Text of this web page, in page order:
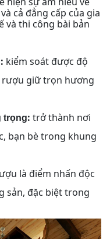
cả đẳng cấp của gia
và thi công bài bản
: kiểm soát được độ
rượu giữ trọn hương
trọng: trở thành nơi
bạn bè trong khung
là điểm nhấn độc
sản, đặc biệt trong